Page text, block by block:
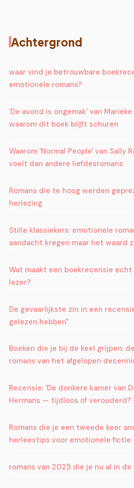
Achtergrond
waar vind je betrouwbare
emotionele romans?
'De avond is ongemak' van
waarom dit boek blijft schuren
Waarom 'Normal People' van Sally
voelt dan andere liefdesromans
Romans die te hoog werden
herlezing
Stille klassiekers: emotionele
aandacht kregen maar het waard
Wat maakt een boekrecensie
lezer?
De gevaarlijkste zin in een
gelezen hebben"
Boeken die je bij de keel grijpen:
romans van het afgelopen
Recensie: 'De donkere kamer van
Hermans — tijdloos of verouderd?
Romans die je een tweede keer
herleestips voor emotionele fictie
romans van 2025 die je nu al in